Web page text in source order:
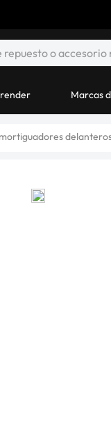
Marcas